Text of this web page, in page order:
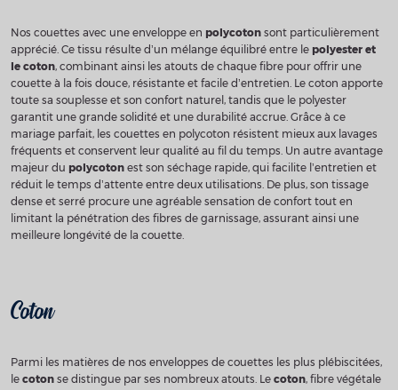
Nos couettes avec une enveloppe en polycoton sont particulièrement
apprécié. Ce tissu résulte d’un mélange équilibré entre le polyester et
le coton, combinant ainsi les atouts de chaque fibre pour offrir une
couette à la fois douce, résistante et facile d’entretien. Le coton apporte
toute sa souplesse et son confort naturel, tandis que le polyester
garantit une grande solidité et une durabilité accrue. Grâce à ce
mariage parfait, les couettes en polycoton résistent mieux aux lavages
fréquents et conservent leur qualité au fil du temps. Un autre avantage
majeur du polycoton est son séchage rapide, qui facilite l’entretien et
réduit le temps d’attente entre deux utilisations. De plus, son tissage
dense et serré procure une agréable sensation de confort tout en
limitant la pénétration des fibres de garnissage, assurant ainsi une
meilleure longévité de la couette.
Coton
Parmi les matières de nos enveloppes de couettes les plus plébiscitées,
le coton se distingue par ses nombreux atouts. Le coton, fibre végétale